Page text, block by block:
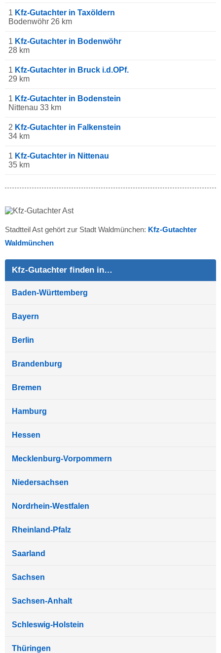
1 Kfz-Gutachter in Taxöldern
Bodenwöhr 26 km
1 Kfz-Gutachter in Bodenwöhr
28 km
1 Kfz-Gutachter in Bruck i.d.OPf.
29 km
1 Kfz-Gutachter in Bodenstein
Nittenau 33 km
2 Kfz-Gutachter in Falkenstein
34 km
1 Kfz-Gutachter in Nittenau
35 km
Stadtteil Ast gehört zur Stadt Waldmünchen: Kfz-Gutachter
Waldmünchen
Kfz-Gutachter finden in…
Baden-Württemberg
Bayern
Berlin
Brandenburg
Bremen
Hamburg
Hessen
Mecklenburg-Vorpommern
Niedersachsen
Nordrhein-Westfalen
Rheinland-Pfalz
Saarland
Sachsen
Sachsen-Anhalt
Schleswig-Holstein
Thüringen